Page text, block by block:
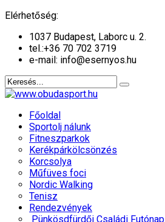
Elérhetőség:
1037 Budapest, Laborc u. 2.
tel.:+36 70 702 3719
e-mail: info@esernyos.hu
Főoldal
Sportolj nálunk
Fitneszparkok
Kerékpárkölcsönzés
Korcsolya
Műfüves foci
Nordic Walking
Tenisz
Rendezvények
Pünkösdfürdői Családi Futónap
év
hónap
év
hónap